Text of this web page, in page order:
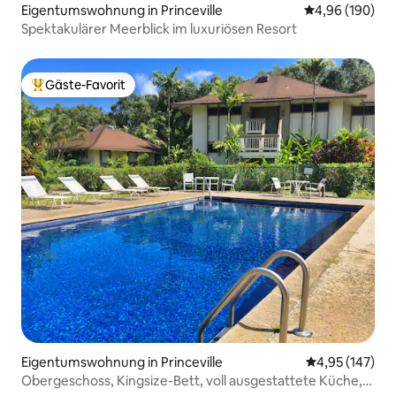
Eigentumswohnung in Princeville
4,96 (190)
Spektakulärer Meerblick im luxuriösen Resort
Beliebter Gäste-Favorit.
Gäste-Favorit
Eigentumswohnung in Princeville
4,95 (147)
Obergeschoss, Kingsize-Bett, voll ausgestattete Küche,